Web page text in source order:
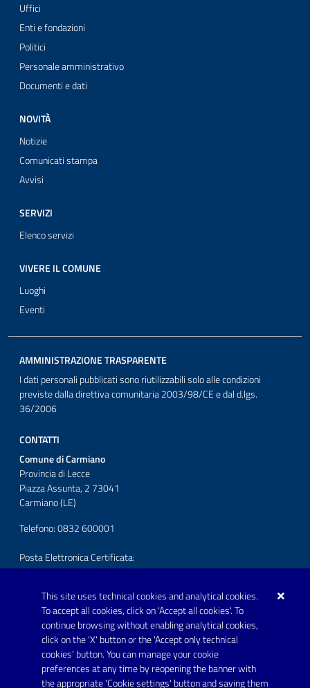
This site uses technical cookies and analytical cookies.
To accept all cookies, click on 'Accept all cookies'. To
continue browsing without enabling analytical cookies,
click on the 'X' button or the 'Accept only technical
cookies' button. You can manage your cookie
preferences at any time by reopening the banner with
the appropriate 'Cookie settings' button and saving them
Uffici
Enti e fondazioni
Politici
Personale amministrativo
Documenti e dati
NOVITÀ
Notizie
Comunicati stampa
Avvisi
SERVIZI
Elenco servizi
VIVERE IL COMUNE
Luoghi
Eventi
AMMINISTRAZIONE TRASPARENTE
I dati personali pubblicati sono riutilizzabili solo alle condizioni
previste dalla direttiva comunitaria 2003/98/CE e dal d.lgs.
36/2006
CONTATTI
Comune di Carmiano
Provincia di Lecce
Piazza Assunta, 2 73041
Carmiano (LE)
Telefono: 0832 600001
Posta Elettronica Certificata:
protocollo.comunecarmiano@pec.rupar.puglia.it
URP - Ufficio Relazioni con il Pubblico
FOLLOW US ON
Youtube